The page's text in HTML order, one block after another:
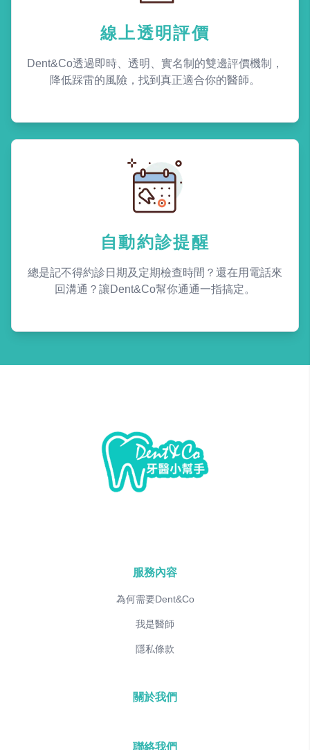
線上透明評價
Dent&Co透過即時、透明、實名制的雙邊評價機制，
降低踩雷的風險，找到真正適合你的醫師。
自動約診提醒
總是記不得約診日期及定期檢查時間？還在用電話來
回溝通？讓Dent&Co幫你通通一指搞定。
服務內容
為何需要Dent&Co
我是醫師
隱私條款
關於我們
聯絡我們